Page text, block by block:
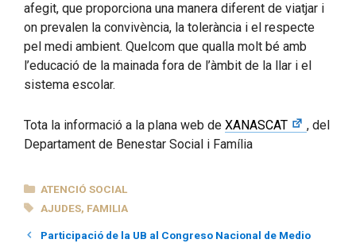
afegit, que proporciona una manera diferent de viatjar i
on prevalen la convivència, la tolerància i el respecte
pel medi ambient. Quelcom que qualla molt bé amb
l’educació de la mainada fora de l’àmbit de la llar i el
sistema escolar.
Tota la informació a la plana web de XANASCAT
, del
Departament de Benestar Social i Família
CATEGORIES
ATENCIÓ SOCIAL
ETIQUETES
AJUDES, FAMILIA
Participació de la UB al Congreso Nacional de Medio